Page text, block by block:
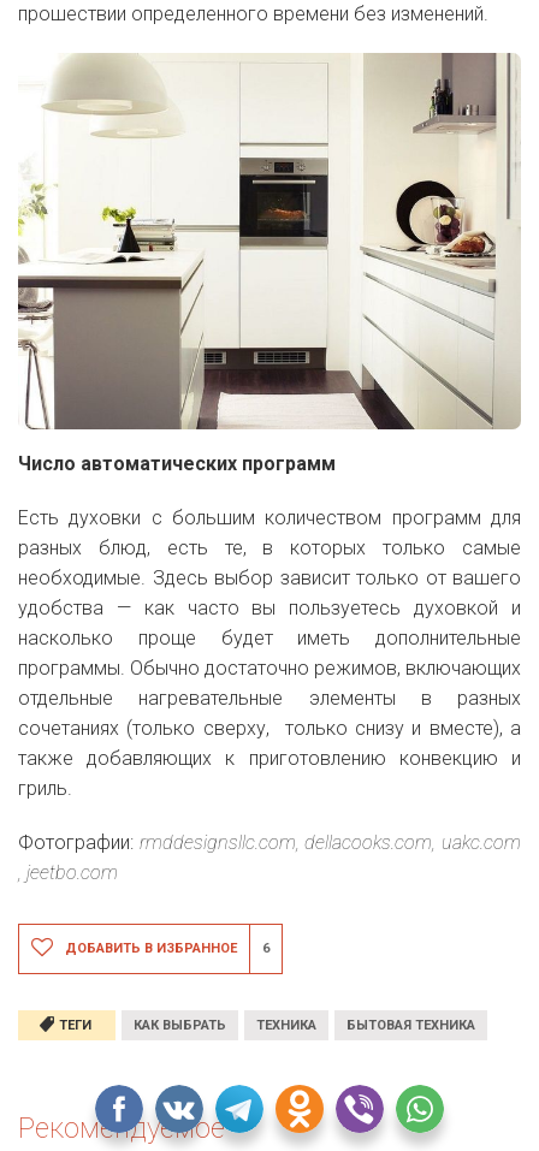
прошествии определенного времени без изменений.
Число автоматических программ
Есть духовки с большим количеством программ для
разных блюд, есть те, в которых только самые
необходимые. Здесь выбор зависит только от вашего
удобства — как часто вы пользуетесь духовкой и
насколько проще будет иметь дополнительные
программы. Обычно достаточно режимов, включающих
отдельные нагревательные элементы в разных
сочетаниях (только сверху, только снизу и вместе), а
также добавляющих к приготовлению конвекцию и
гриль.
Фотографии: rmddesignsllc.com,dellacooks.com, uakc.com
, jeetbo.com
ДОБАВИТЬ В ИЗБРАННОЕ 6
ТЕГИ КАК ВЫБРАТЬ ТЕХНИКА БЫТОВАЯ ТЕХНИКА
Рекомендуемое